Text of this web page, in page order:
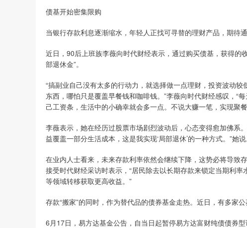
债基开始密集限购
当银行存款利息逐渐缩水，年轻人正找可寻替的理财产品，期待通
近日，90后上班族李薇向时代财经表示，通过购买债基，获得的
部退休金”。
“搞副业自己没有太多的行动力，就选择做一点理财，投资波动
东西，哪怕只是覆盖早餐钱和咖啡钱。”李薇向时代财经感叹，“
己工资条，生活中的小确幸就会多一点。不说大赚一笔，实现聚
李薇表示，她在经历过股票市场剧烈波动后，心态变得愈加佛系
益覆盖一部分生活成本，这是我实现‘局部退休’的一种方式。”她说
在业内人士看来，未来存款利率依然会继续下降，这势必将导致
接受时代财经采访时表示，“居民除去以长期存款来锁定当期利
等领域转移获取更高收益。”
存款“搬家”的同时，作为替代品的债券基金走热。近日，有多家公
6月17日，易方达基金公告，自当日起暂停易方达富财纯债债券